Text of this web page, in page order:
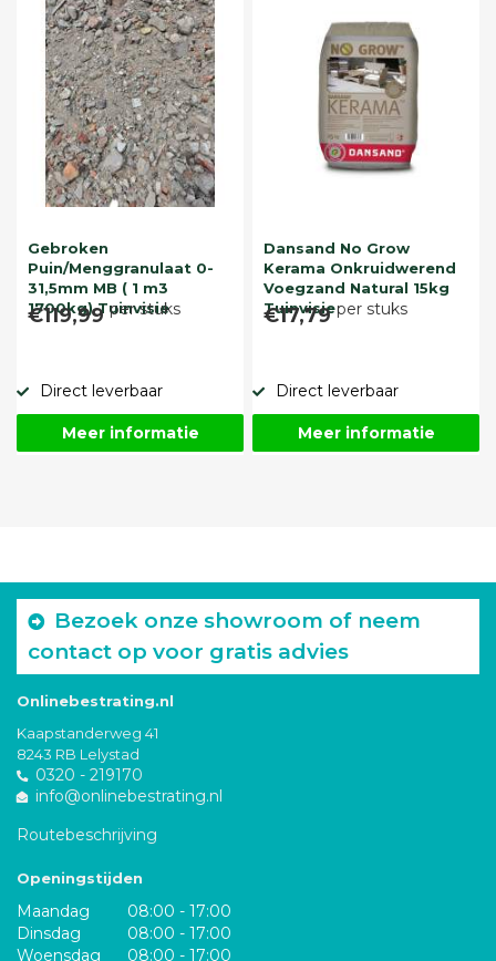
Gebroken
Puin/Menggranulaat 0-
31,5mm MB ( 1 m3
1700kg) Tuinvisie
€119,99 per stuks
Direct leverbaar
Meer informatie
Dansand No Grow
Kerama Onkruidwerend
Voegzand Natural 15kg
Tuinvisie
€17,79per stuks
Direct leverbaar
Meer informatie
Bezoek onze showroom of neem
contact op voor gratis advies
Onlinebestrating.nl
Kaapstanderweg 41
8243 RB Lelystad
0320 - 219170
info@onlinebestrating.nl
Routebeschrijving
Openingstijden
Maandag
08:00 - 17:00
Dinsdag
08:00 - 17:00
Woensdag
08:00 - 17:00